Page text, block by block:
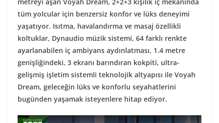
tüm yolcular için benzersiz konfor ve lüks deneyimi
yaşatıyor. Isıtma, havalandırma ve masaj özellikli
koltuklar, Dynaudio müzik sistemi, 64 farklı renkte
ayarlanabilen iç ambiyans aydınlatması, 1.4 metre
genişliğindeki, 3 ekranı barındıran kokpiti, ultra-
gelişmiş işletim sistemli teknolojik altyapısı ile Voyah
Dream, geleceğin lüks ve konforlu seyahatlerini
bugünden yaşamak isteyenlere hitap ediyor.